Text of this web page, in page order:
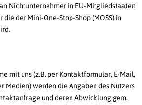
Nichtunternehmer in EU-Mitgliedstaaten
der Mini-One-Stop-Shop (MOSS) in
mit uns (z.B. per Kontaktformular, E-Mail,
Medien) werden die Angaben des Nutzers
und deren Abwicklung gem.